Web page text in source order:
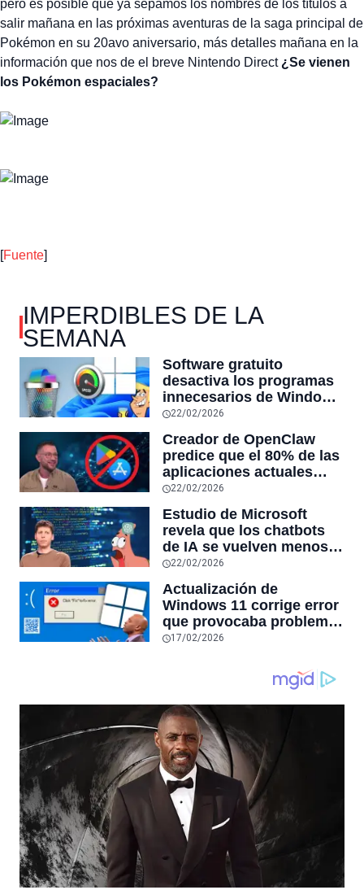
pero es posible que ya sepamos los nombres de los títulos a
salir mañana en las próximas aventuras de la saga principal de
Pokémon en su 20avo aniversario, más detalles mañana en la
información que nos de el breve Nintendo Direct ¿Se vienen
los Pokémon espaciales?
[Fuente]
IMPERDIBLES DE LA
SEMANA
Software gratuito
desactiva los programas
innecesarios de Windows
11 y optimiza el PC,
reduciendo el uso de la
RAM y mucho más
22/02/2026
Creador de OpenClaw
predice que el 80% de las
aplicaciones actuales
desaparecerán en el
futuro: “Solo sobrevivirán
las aplicaciones con
sensores únicos o
conexiones especiales a
hardware
22/02/2026
Estudio de Microsoft
revela que los chatbots
de IA se vuelven menos
confiables mientras más
tiempo hablas con ellos:
la falta de confiabilidad
sube un 112%
22/02/2026
Actualización de
Windows 11 corrige error
que provocaba problemas
al jugar en PC: los
producían desde 2023
17/02/2026